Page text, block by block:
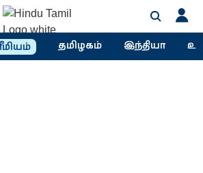
தமிழகம் இந்தியா